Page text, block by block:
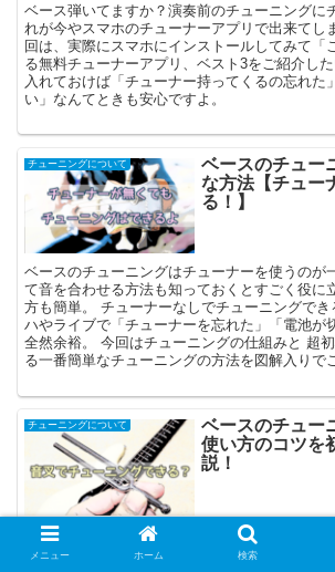
ベース弾いてますか？演奏前のチューニングに
れが今やスマホのチューナーアプリで出来てし
回は、実際にスマホにインストールしてみて「
る無料チューナーアプリ、ベスト3をご紹介し
入れておけば「チューナー持ってくるの忘れた
い」なんてときも安心ですよ。
チューニングについて
ベースのチュー
な方法【チュー
る！】
ベースのチューニングはチューナーを使うのが
て音を合わせる方法も知っておくとすごく役に
方も簡単。 チューナーなしでチューニングでき
ハやライブで「チューナーを忘れた」「電池が
全然余裕。 今回はチューニングの仕組みと 超
る一番簡単なチューニングの方法を図解入りで
チューニングについて
ベースのチュー
使い方のコツを
説！
音叉を使ったベースのチューニング方法をご紹
は便利だけど、ベーシストなら音を聴いてチュ
メニュー ホーム 検索